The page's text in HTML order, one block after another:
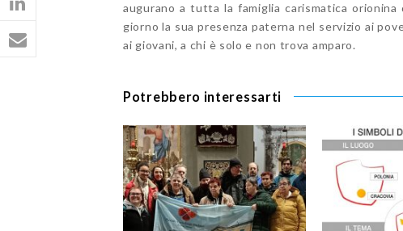
augurano a tutta la famiglia carismatica
giorno la sua presenza paterna nel servizio ai
ai giovani, a chi è solo e non trova amparo.
Potrebbero interessarti